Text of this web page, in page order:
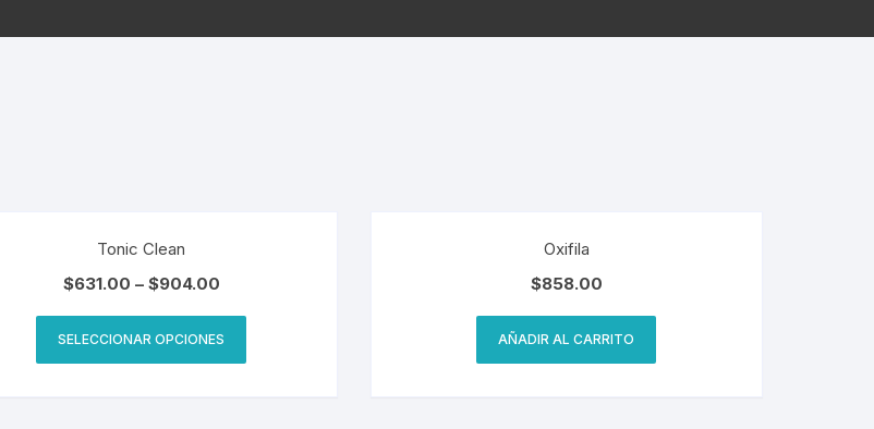
Tonic Clean
$631.00 – $904.00
SELECCIONAR OPCIONES
Oxifila
$858.00
AÑADIR AL CARRITO